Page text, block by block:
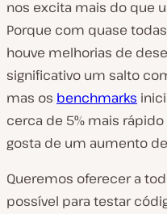
nos excita mais do que
Porque com quase
houve melhorias de
significativo um salto
mas os benchmarks
cerca de 5% mais rápido
gosta de um aumento
Queremos oferecer a
possível para testar